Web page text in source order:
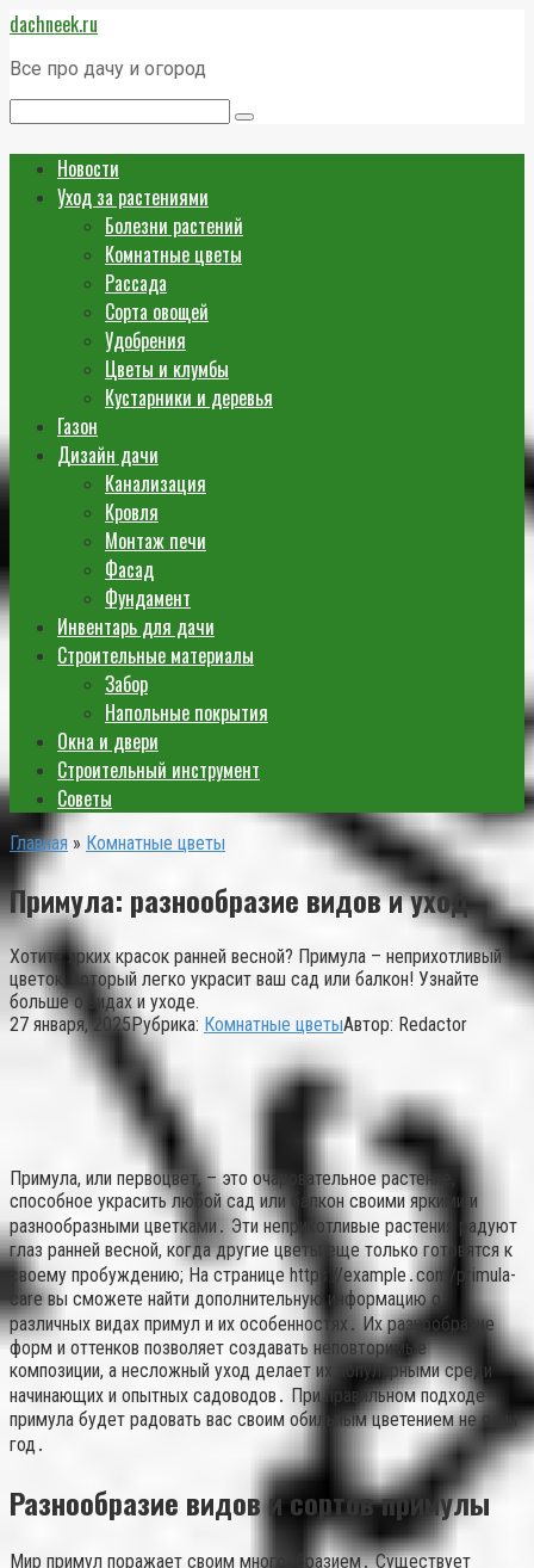
Перейти
к
контенту
dachneek.ru
Все про дачу и огород
Новости
Уход за растениями
Болезни растений
Комнатные цветы
Рассада
Сорта овощей
Удобрения
Цветы и клумбы
Кустарники и деревья
Газон
Дизайн дачи
Канализация
Кровля
Монтаж печи
Фасад
Фундамент
Инвентарь для дачи
Строительные материалы
Забор
Напольные покрытия
Окна и двери
Строительный инструмент
Советы
Главная » Комнатные цветы
Примула: разнообразие видов и уход
Хотите ярких красок ранней весной? Примула – неприхотливый
цветок, который легко украсит ваш сад или балкон! Узнайте
больше о видах и уходе.
27 января, 2025Рубрика: Комнатные цветыАвтор: Redactor
Примула, или первоцвет, – это очаровательное растение,
способное украсить любой сад или балкон своими яркими и
разнообразными цветками․ Эти неприхотливые растения радуют
глаз ранней весной, когда другие цветы еще только готовятся к
своему пробуждению; На странице https://example․com/primula-
care вы сможете найти дополнительную информацию о
различных видах примул и их особенностях․ Их разнообразие
форм и оттенков позволяет создавать неповторимые
композиции, а несложный уход делает их популярными среди
начинающих и опытных садоводов․ При правильном подходе
примула будет радовать вас своим обильным цветением не один
год․
Разнообразие видов и сортов примулы
Мир примул поражает своим многообразием․ Существует